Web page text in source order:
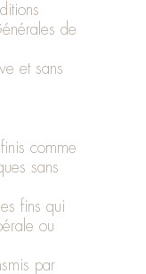
de
et sans
comme
sans
fins qui
ou
par